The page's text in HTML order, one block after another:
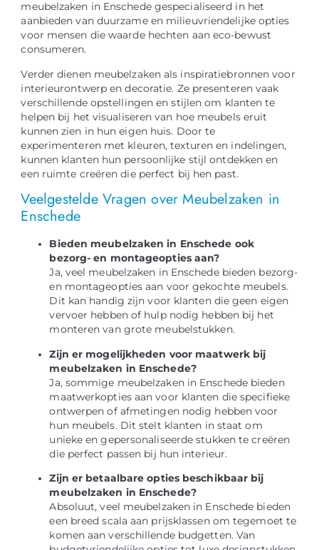
meubelzaken in Enschede gespecialiseerd in het
aanbieden van duurzame en milieuvriendelijke opties
voor mensen die waarde hechten aan eco-bewust
consumeren.
Verder dienen meubelzaken als inspiratiebronnen voor
interieurontwerp en decoratie. Ze presenteren vaak
verschillende opstellingen en stijlen om klanten te
helpen bij het visualiseren van hoe meubels eruit
kunnen zien in hun eigen huis. Door te
experimenteren met kleuren, texturen en indelingen,
kunnen klanten hun persoonlijke stijl ontdekken en
een ruimte creëren die perfect bij hen past.
Veelgestelde Vragen over Meubelzaken in
Enschede
Bieden meubelzaken in Enschede ook
bezorg- en montageopties aan?
Ja, veel meubelzaken in Enschede bieden bezorg-
en montageopties aan voor gekochte meubels.
Dit kan handig zijn voor klanten die geen eigen
vervoer hebben of hulp nodig hebben bij het
monteren van grote meubelstukken.
Zijn er mogelijkheden voor maatwerk bij
meubelzaken in Enschede?
Ja, sommige meubelzaken in Enschede bieden
maatwerkopties aan voor klanten die specifieke
ontwerpen of afmetingen nodig hebben voor
hun meubels. Dit stelt klanten in staat om
unieke en gepersonaliseerde stukken te creëren
die perfect passen bij hun interieur.
Zijn er betaalbare opties beschikbaar bij
meubelzaken in Enschede?
Absoluut, veel meubelzaken in Enschede bieden
een breed scala aan prijsklassen om tegemoet te
komen aan verschillende budgetten. Van